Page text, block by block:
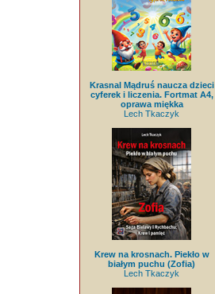
Krasnal Mądruś naucza dzieci
cyferek i liczenia. Fortmat A4,
oprawa miękka
Lech Tkaczyk
Krew na krosnach. Piekło w
białym puchu (Zofia)
Lech Tkaczyk